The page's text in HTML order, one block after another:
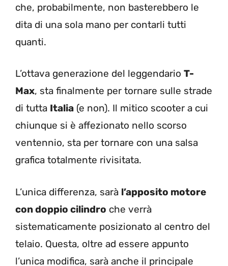
che, probabilmente, non basterebbero le
dita di una sola mano per contarli tutti
quanti.
L’ottava generazione del leggendario T-
Max, sta finalmente per tornare sulle strade
di tutta Italia (e non). Il mitico scooter a cui
chiunque si è affezionato nello scorso
ventennio, sta per tornare con una salsa
grafica totalmente rivisitata.
L’unica differenza, sarà l’apposito motore
con doppio cilindro che verrà
sistematicamente posizionato al centro del
telaio. Questa, oltre ad essere appunto
l’unica modifica, sarà anche il principale